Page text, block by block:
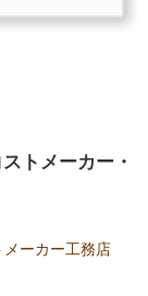
サポート
しています。
トメーカー・
ーカー工務店